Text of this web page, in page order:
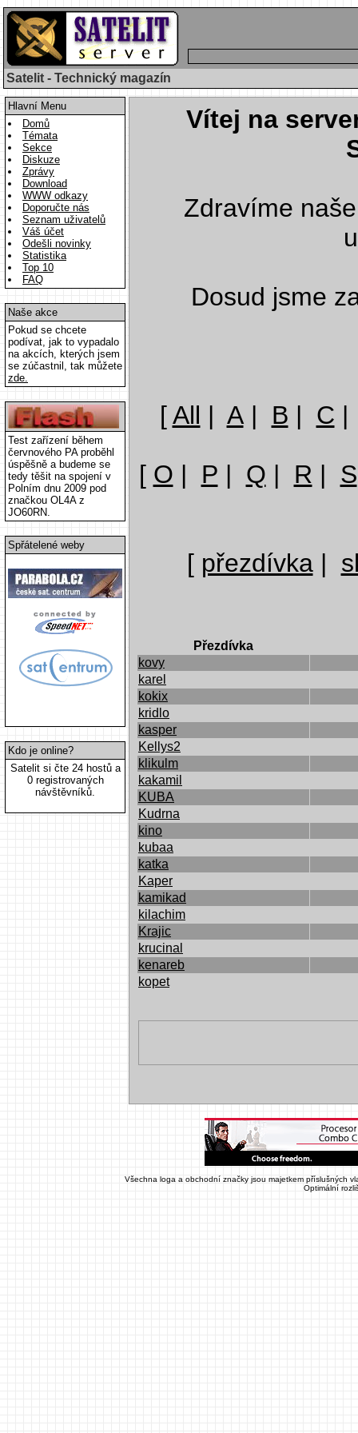
Satelit - Technický magazín
Hlavní Menu
Domů
Témata
Sekce
Diskuze
Zprávy
Download
WWW odkazy
Doporučte nás
Seznam uživatelů
Váš účet
Odešli novinky
Statistika
Top 10
FAQ
Naše akce
Pokud se chcete
podívat, jak to vypadalo
na akcích, kterých jsem
se zúčastnil, tak můžete
zde.
Test zařízení během
červnového PA proběhl
úspěšně a budeme se
tedy těšit na spojení v
Polním dnu 2009 pod
značkou OL4A z
JO60RN.
Spřátelené weby
Kdo je online?
Satelit si čte 24 hostů a
0 registrovaných
návštěvníků.
Vítej na
Zdravíme
Dosud jsme
[All | A| B | C
[ O | P | Q | R | S
[ přezdívka|
Přezdívka
kovy
karel
kokix
kridlo
kasper
Kellys2
klikulm
kakamil
KUBA
Kudrna
kino
kubaa
katka
Kaper
kamikad
kilachim
Krajic
krucinal
kenareb
kopet
Všechna loga a obchodní značky jsou majetkem příslušných
Optimální